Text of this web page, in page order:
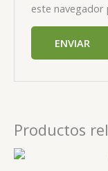
este navegador
Productos